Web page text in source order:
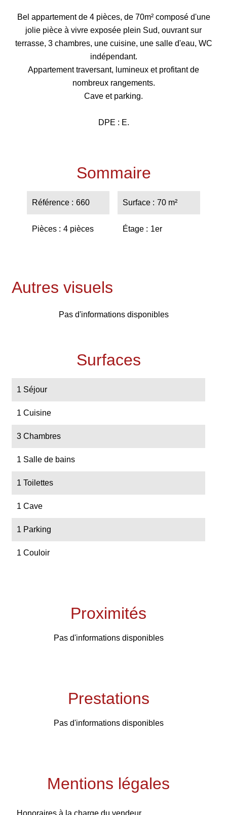
Bel appartement de 4 pièces, de 70m² composé d'une
jolie pièce à vivre exposée plein Sud, ouvrant sur
terrasse, 3 chambres, une cuisine, une salle d'eau, WC
indépendant.
Appartement traversant, lumineux et profitant de
nombreux rangements.
Cave et parking.
DPE : E.
Sommaire
Référence 660
Pièces 4 pièces
Surface 70 m²
Étage 1er
Autres visuels
Pas d'informations disponibles
Surfaces
1 Séjour
1 Cuisine
3 Chambres
1 Salle de bains
1 Toilettes
1 Cave
1 Parking
1 Couloir
Proximités
Pas d'informations disponibles
Prestations
Pas d'informations disponibles
Mentions légales
Honoraires à la charge du vendeur